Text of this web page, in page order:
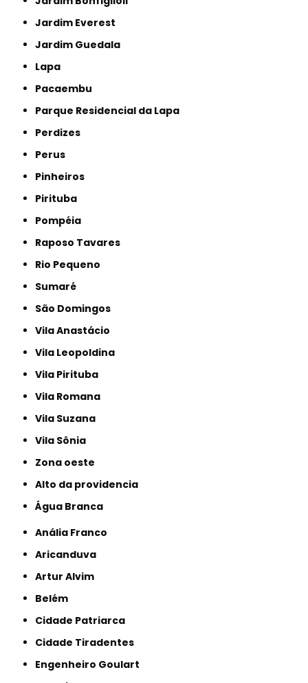
Jardim Everest
Jardim Guedala
Lapa
Pacaembu
Parque Residencial da Lapa
Perdizes
Perus
Pinheiros
Pirituba
Pompéia
Raposo Tavares
Rio Pequeno
Sumaré
São Domingos
Vila Anastácio
Vila Leopoldina
Vila Pirituba
Vila Romana
Vila Suzana
Vila Sônia
Zona oeste
alto da providencia
Água Branca
Anália Franco
Aricanduva
Artur Alvim
Belém
Cidade Patriarca
Cidade Tiradentes
Engenheiro Goulart